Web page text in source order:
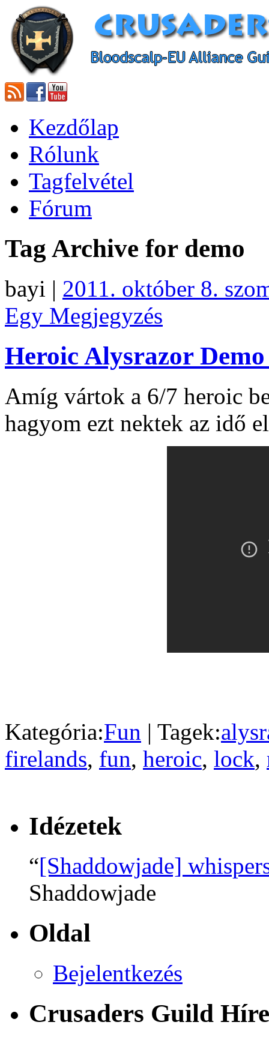
Kezdőlap
Rólunk
Tagfelvétel
Fórum
Tag Archive for demo
bayi | 2011. október 8.
Egy Megjegyzés
Heroic Alysrazor
Amíg vártok a 6/7 heroic
hagyom ezt nektek az idő
Kategória:Fun | Tagek:
firelands, fun, heroic, lock,
Idézetek
“[Shaddowjade]
Shaddowjade
Oldal
Bejelentkezés
Crusaders Guild